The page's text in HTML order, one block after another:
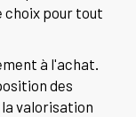
choix pour tout
à l'achat.
des
valorisation